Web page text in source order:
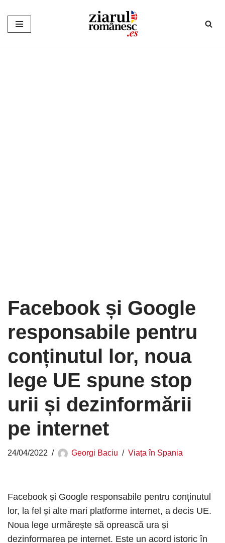
Sari
Facebook și Google
responsabile pentru
conținutul lor, noua
lege UE spune stop
urii și dezinformării
pe internet
24/04/2022 Georgi Baciu Viața în Spania
Facebook și Google responsabile pentru conținutul
lor, la fel și alte mari platforme internet, a decis UE.
Noua lege urmărește să oprească ura și
dezinformarea pe internet. Este un acord istoric în